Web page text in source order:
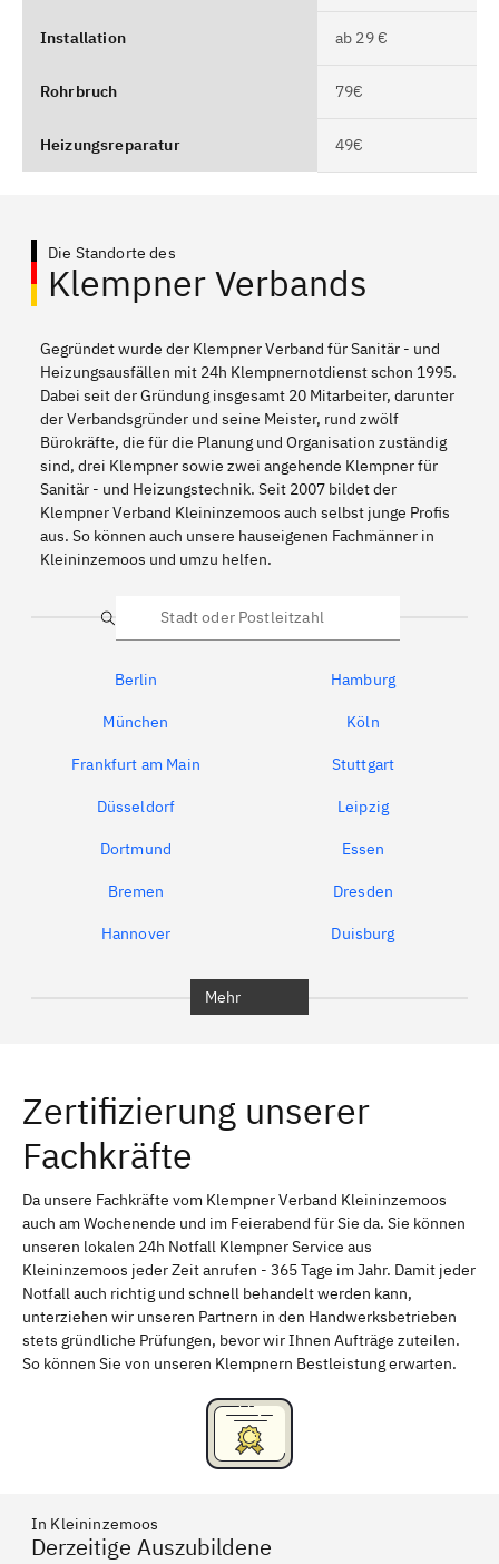
Installation ab 29 €
Rohrbruch 79€
Heizungsreparatur 49€
Die Standorte des
Klempner Verbands
Gegründet wurde der Klempner Verband für Sanitär - und
Heizungsausfällen mit 24h Klempnernotdienst schon 1995.
Dabei seit der Gründung insgesamt 20 Mitarbeiter, darunter
der Verbandsgründer und seine Meister, rund zwölf
Bürokräfte, die für die Planung und Organisation zuständig
sind, drei Klempner sowie zwei angehende Klempner für
Sanitär - und Heizungstechnik. Seit 2007 bildet der
Klempner Verband Kleininzemoos auch selbst junge Profis
aus. So können auch unsere hauseigenen Fachmänner in
Kleininzemoos und umzu helfen.
Suche
Berlin Hamburg
München Köln
Frankfurt am Main Stuttgart
Düsseldorf Leipzig
Dortmund Essen
Bremen Dresden
Hannover Duisburg
Erlangen Bamberg
Bayreuth
Schweinfurt Passau
Freising Rudelsdorf, Mittelfranken
Mehr
Zertifizierung unserer
Fachkräfte
Da unsere Fachkräfte vom Klempner Verband Kleininzemoos
auch am Wochenende und im Feierabend für Sie da. Sie können
unseren lokalen 24h Notfall Klempner Service aus
Kleininzemoos jeder Zeit anrufen - 365 Tage im Jahr. Damit jeder
Notfall auch richtig und schnell behandelt werden kann,
unterziehen wir unseren Partnern in den Handwerksbetrieben
stets gründliche Prüfungen, bevor wir Ihnen Aufträge zuteilen.
So können Sie von unseren Klempnern Bestleistung erwarten.
In Kleininzemoos
Derzeitige Auszubildene